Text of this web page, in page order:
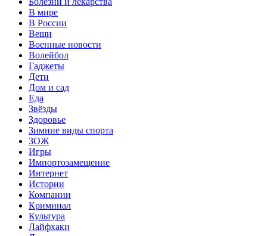
В мире
В России
Вещи
Военные новости
Волейбол
Гаджеты
Дети
Дом и сад
Еда
Звёзды
Здоровье
Зимние виды спорта
ЗОЖ
Игры
Импортозамещение
Интернет
Истории
Компании
Криминал
Культура
Лайфхаки